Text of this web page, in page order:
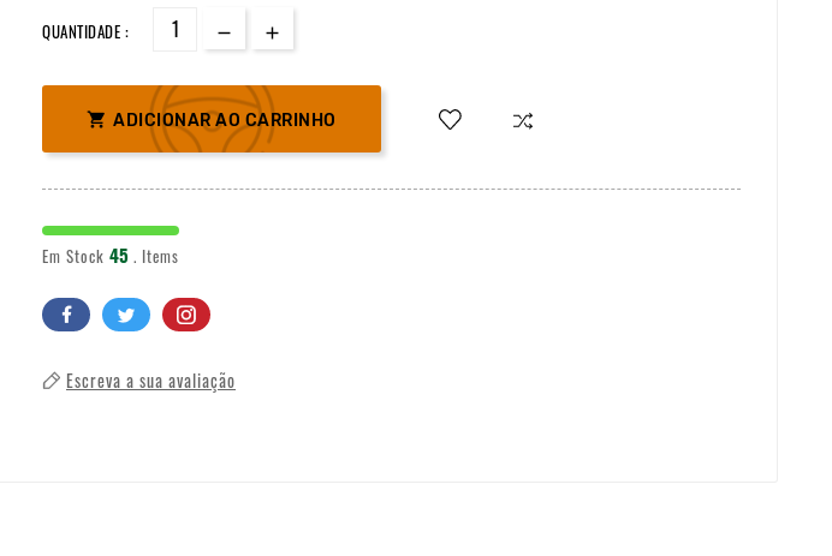
QUANTIDADE :
 ADICIONAR AO CARRINHO
Em Stock 45 . Items
Escreva a sua avaliação